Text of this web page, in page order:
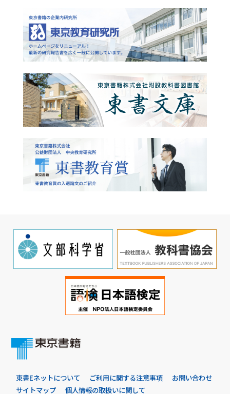
東書Eネットについて ご利用に関する注意事項
お問い合わせ
サイトマップ
個人情報の取扱いに関して